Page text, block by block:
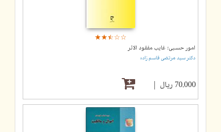
☆☆☆☆☆
★★★★★
امور حسبی؛ غایب مفقود الاثر
دکتر سید مرتضی قاسم زاده
70,000 ریال